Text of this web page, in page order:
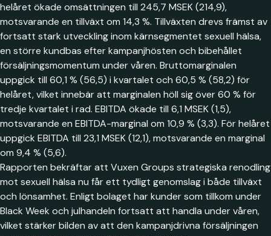
helåret ökade omsättningen till 245,7 MSEK (214,9),
motsvarande en tillväxt om 14,3 %. Tillväxten drevs främst av
fortsatt stark utveckling inom kärnsegmentet sexuell hälsa,
en större kundbas efter kampanjhösten och bibehållet
försäljningsmomentum under våren. Bruttomarginalen
uppgick till 60,1 % (56,5) i kvartalet och 60,5 % (58,2) för
helåret, vilket innebär att marginalen höll sig över 60 % för
tredje kvartalet i rad. EBITDA ökade till 6,1 MSEK (1,5),
motsvarande en EBITDA-marginal om 10,9 % (3,3). För helåret
uppgick EBITDA till 23,1 MSEK (12,1), motsvarande en marginal
om 9,4 % (5,6).
Rapporten bekräftar att Vuxen Groups strategiska renodling
mot sexuell hälsa nu får ett tydligt genomslag i både tillväxt
och lönsamhet. Enligt bolaget har kunder som tillkom under
Black Week och julhandeln fortsatt att handla under våren,
vilket stärker bilden av att den kampanjdrivna försäljningen